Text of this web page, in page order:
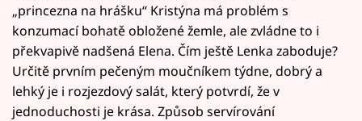
„princezna na hrášku“ Kristýna má problém s
konzumací bohatě obložené žemle, ale zvládne to i
překvapivě nadšená Elena. Čím ještě Lenka zaboduje?
Určitě prvním pečeným moučníkem týdne, dobrý a
lehký je i rozjezdový salát, který potvrdí, že v
jednoduchosti je krása. Způsob servírování